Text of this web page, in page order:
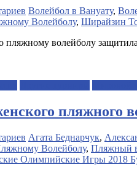
Волейбол в Вануату,
Волейболу, Ширайзин
пляжному волейболу
пляжного
Агата Беднарчук,
Волейболу, Пляжный
Олимпийские Игры 2018